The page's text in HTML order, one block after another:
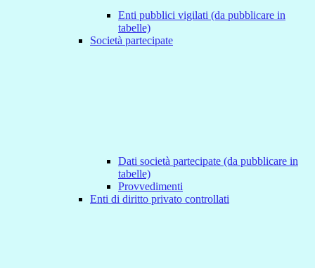
Enti pubblici vigilati (da pubblicare in
tabelle)
Società partecipate
Dati società partecipate (da pubblicare in
tabelle)
Provvedimenti
Enti di diritto privato controllati